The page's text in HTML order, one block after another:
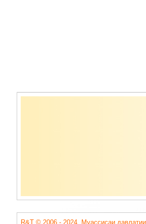
Содержимое
R&T © 2006 - 2024. Муассисаи